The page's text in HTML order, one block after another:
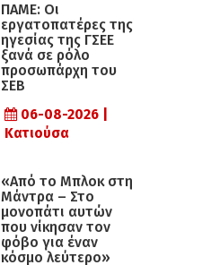
ΠΑΜΕ: Οι
εργατοπατέρες της
ηγεσίας της ΓΣΕΕ
ξανά σε ρόλο
προσωπάρχη του
ΣΕΒ
06-08-2026 |
Κατιούσα
«Από το Μπλοκ στη
Μάντρα – Στο
μονοπάτι αυτών
που νίκησαν τον
φόβο για έναν
κόσμο λεύτερο»